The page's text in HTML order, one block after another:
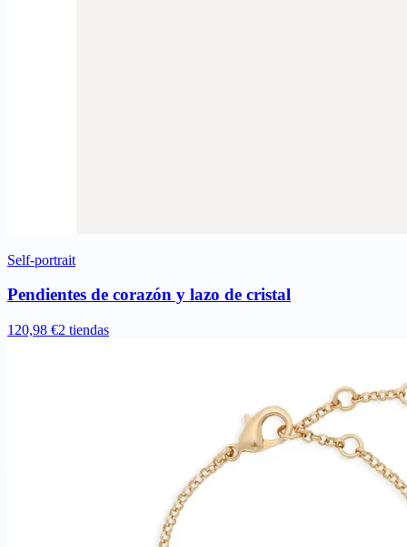
Self-portrait
Pendientes de corazón y lazo de cristal
120,98 €2 tiendas